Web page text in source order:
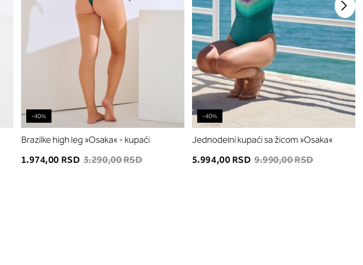
-40%
Brazilke high leg »Osaka« - kupaći
1.974,00 RSD 3.290,00 RSD
-40%
Jednodelni kupaći sa žicom »Osaka«
5.994,00 RSD 9.990,00 RSD